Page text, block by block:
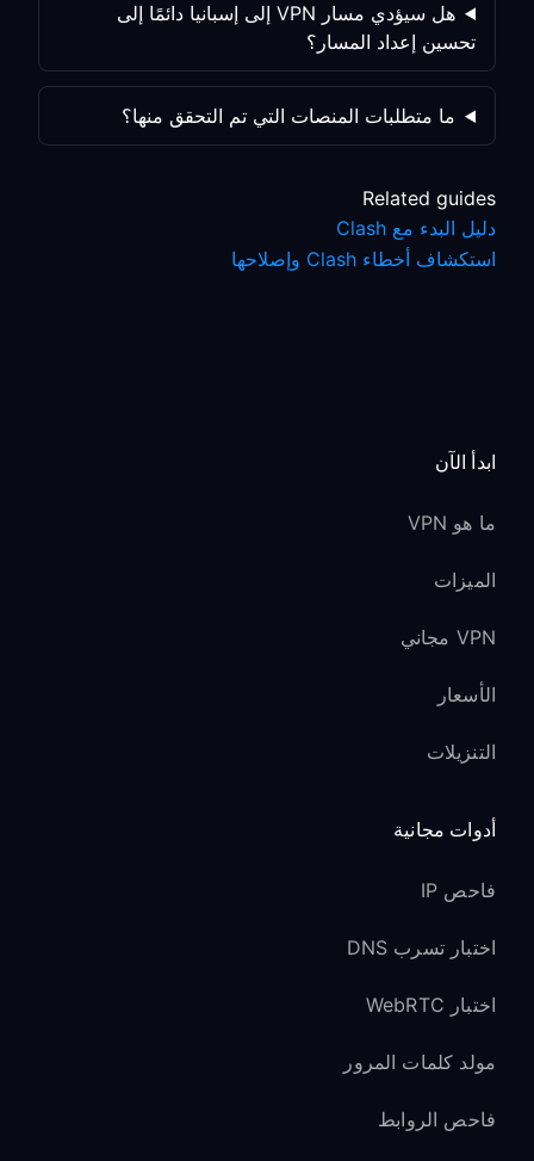
هل سيؤدي مسار VPN إلى إسبانيا دائمًا إلى
تحسين إعداد المسار؟
ما متطلبات المنصات التي تم التحقق منها؟
Related guides
دليل البدء مع Clash
استكشاف أخطاء Clash وإصلاحها
ابدأ الآن
ما هو VPN
الميزات
VPN مجاني
الأسعار
التنزيلات
أدوات مجانية
فاحص IP
اختبار تسرب DNS
اختبار WebRTC
مولد كلمات المرور
فاحص الروابط